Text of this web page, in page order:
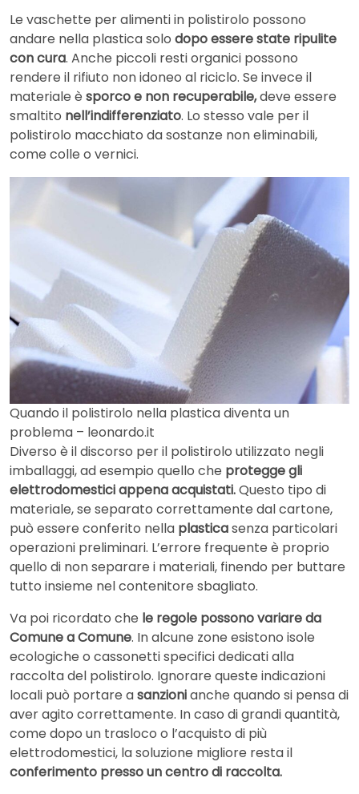
Le vaschette per alimenti in polistirolo possono
andare nella plastica solo dopo essere state ripulite
con cura. Anche piccoli resti organici possono
rendere il rifiuto non idoneo al riciclo. Se invece il
materiale è sporco e non recuperabile,deve essere
smaltito nell’indifferenziato. Lo stesso vale per il
polistirolo macchiato da sostanze non eliminabili,
come colle o vernici.
Quando il polistirolo nella plastica diventa un
problema – leonardo.it
Diverso è il discorso per il polistirolo utilizzato negli
imballaggi, ad esempio quello che protegge gli
elettrodomestici appena acquistati.Questo tipo di
materiale, se separato correttamente dal cartone,
può essere conferito nella plasticasenza particolari
operazioni preliminari. L’errore frequente è proprio
quello di non separare i materiali, finendo per buttare
tutto insieme nel contenitore sbagliato.
Va poi ricordato che le regole possono variare da
Comune a Comune. In alcune zone esistono isole
ecologiche o cassonetti specifici dedicati alla
raccolta del polistirolo. Ignorare queste indicazioni
locali può portare asanzionianche quando si pensa di
aver agito correttamente. In caso di grandi quantità,
come dopo un trasloco o l’acquisto di più
elettrodomestici, la soluzione migliore resta il
conferimento presso un centro di raccolta.